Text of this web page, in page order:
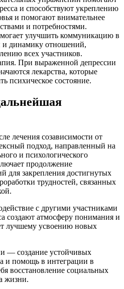
и способствуют укреплению
и помогают внимательнее
и потребностями.
улучшить коммуникацию в
и динамику отношений,
всех участников.
При выраженной депрессии
лекарства, которые
психическое состояние.
лечения созависимости от
подход, направленный на
и психологического
продолжение
для закрепления достигнутых
трудностей, связанных
с другими участниками
создают атмосферу понимания и
лучшему усвоению новых
— создание устойчивых
и помощь в интеграции в
восстановление социальных
жизни.